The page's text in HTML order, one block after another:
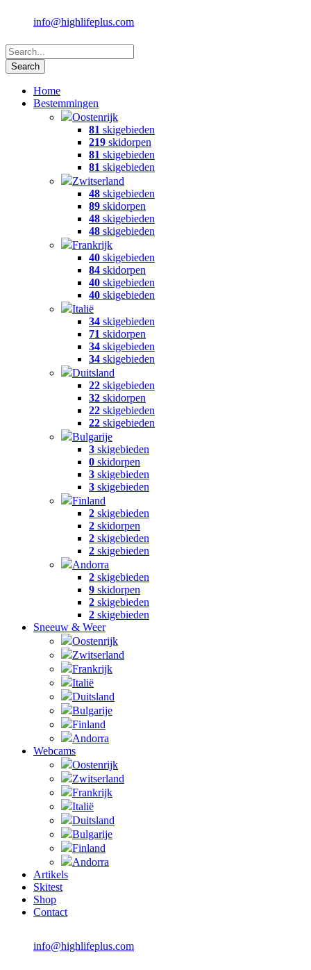
info@highlifeplus.com
Home
Bestemmingen
Oostenrijk
81 skigebieden
219 skidorpen
81 skigebieden
81 skigebieden
Zwitserland
48 skigebieden
89 skidorpen
48 skigebieden
48 skigebieden
Frankrijk
40 skigebieden
84 skidorpen
40 skigebieden
40 skigebieden
Italië
34 skigebieden
71 skidorpen
34 skigebieden
34 skigebieden
Duitsland
22 skigebieden
32 skidorpen
22 skigebieden
22 skigebieden
Bulgarije
3 skigebieden
0 skidorpen
3 skigebieden
3 skigebieden
Finland
2 skigebieden
2 skidorpen
2 skigebieden
2 skigebieden
Andorra
2 skigebieden
9 skidorpen
2 skigebieden
2 skigebieden
Sneeuw & Weer
Oostenrijk
Zwitserland
Frankrijk
Italië
Duitsland
Bulgarije
Finland
Andorra
Webcams
Oostenrijk
Zwitserland
Frankrijk
Italië
Duitsland
Bulgarije
Finland
Andorra
Artikels
Skitest
Shop
Contact
info@highlifeplus.com